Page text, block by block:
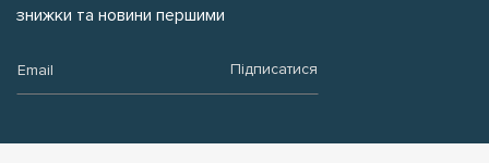
знижки та новини першими
Підписатися